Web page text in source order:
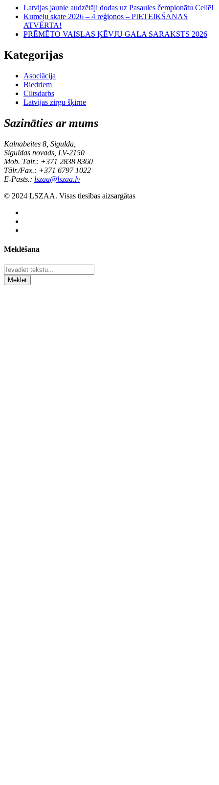
Latvijas jaunie audzētāji dodas uz Pasaules čempionātu Cellē!
Kumeļu skate 2026 – 4 reģionos – PIETEIKŠANĀS
ATVĒRTA!
PRĒMĒTO VAISLAS ĶĒVJU GALA SARAKSTS 2026
Kategorijas
Asociācija
Biedriem
Ciltsdarbs
Latvijas zirgu šķirne
Sazināties ar mums
Kalnabeites 8, Sigulda,
Siguldas novads, LV-2150
Mob. Tālr.: +371 2838 8360
Tālr./Fax.: +371 6797 1022
E-Pasts.: lszaa@lszaa.lv
© 2024 LSZAA. Visas tiesības aizsargātas
Meklēšana
Meklēt